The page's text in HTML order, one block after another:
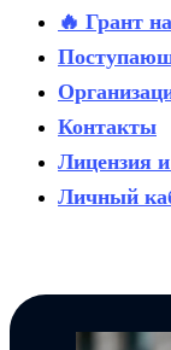
🔥 Грант
Контакты
Лицензия
Личный